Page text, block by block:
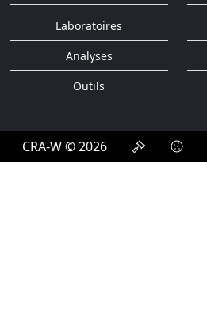
Laboratoires
Analyses
Outils
CRA-W © 2026